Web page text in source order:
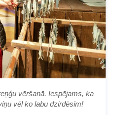
vēršanā. Iespējams, ka
vēl ko labu dzirdēsim!